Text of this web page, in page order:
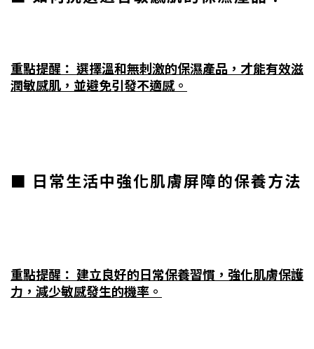
重點提醒： 選擇溫和無刺激的保濕產品，才能有效滋
潤敏感肌，並避免引發不適感。
■ 日常生活中強化肌膚屏障的保養方法
重點提醒： 建立良好的日常保養習慣，強化肌膚保護
力，減少敏感發生的機率。